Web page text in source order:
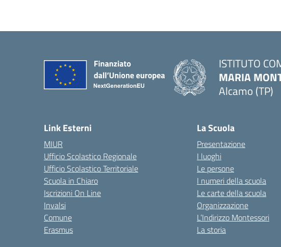
ISTITUTO
MARIA
Alcamo (TP)
Link Esterni
MIUR
Ufficio Scolastico Regionale
Ufficio Scolastico Territoriale
Scuola in Chiaro
Iscrizioni On Line
Invalsi
Comune
Erasmus
La Scuola
Presentazione
I luoghi
Le persone
I numeri della scuola
Le carte della scuola
Organizzazione
L’Indirizzo Montessori
La storia